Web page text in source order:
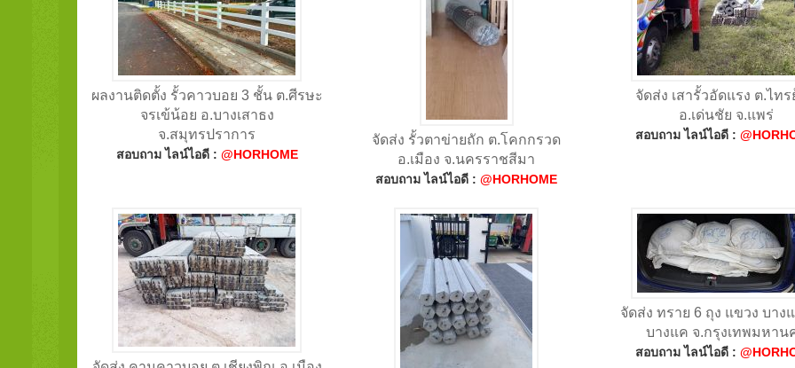
ผลงานติดตั้ง รั้วคาวบอย 3 ชั้น ต.ศีรษะ
จรเข้น้อย อ.บางเสาธง
จ.สมุทรปราการ
สอบถาม ไลน์ไอดี : @HORHOME
จัดส่ง รั้วตาข่ายถัก ต.โคกกรวด
อ.เมือง จ.นครราชสีมา
สอบถาม ไลน์ไอดี :@HORHOME
จัดส่ง เสารั้วอัดแรง ต.ไท
อ.เด่นชัย จ.แพร่
สอบถาม ไลน์ไอดี :
จัดส่ง ทราย 6 ถุง แขวง บาง
บางแค จ.กรุงเทพมหาน
สอบถาม ไลน์ไอดี :